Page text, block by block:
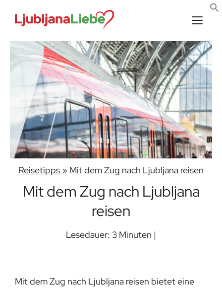
Inhalt
Reisetipps » Mit dem Zug nach Ljubljana reisen
Mit dem Zug nach Ljubljana
reisen
Lesedauer: 3 Minuten |
Mit dem Zug nach Ljubljana reisen bietet eine